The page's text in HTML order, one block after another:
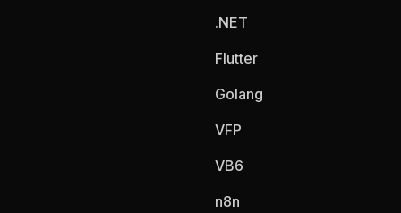
.NET
Flutter
Golang
VFP
VB6
n8n